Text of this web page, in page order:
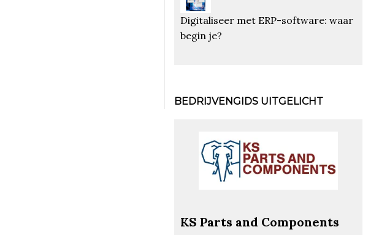
Digitaliseer met ERP-software: waar
begin je?
BEDRIJVENGIDS UITGELICHT
KS Parts and Components